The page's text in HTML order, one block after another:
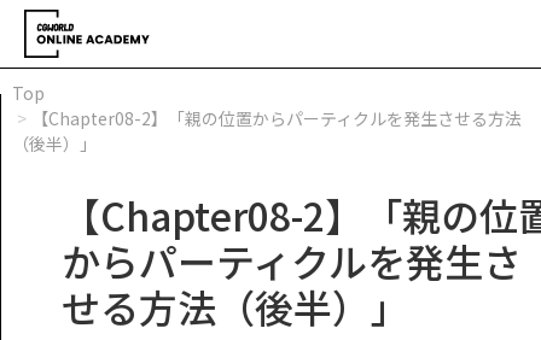
Top
【Chapter08-2】「親の位置からパーティクルを発生させる方法
（後半）」
【Chapter08-2】「親の位
からパーティクルを発生さ
せる方法（後半）」